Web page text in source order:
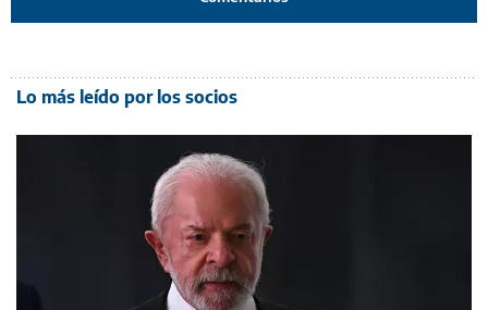
Lo más leído por los socios